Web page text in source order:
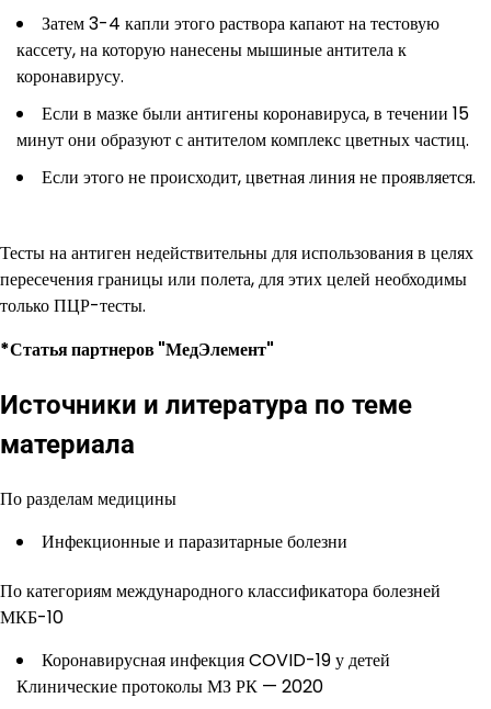
Затем 3-4 капли этого раствора капают на тестовую
кассету, на которую нанесены мышиные антитела к
коронавирусу.
Если в мазке были антигены коронавируса, в течении 15
минут они образуют с антителом комплекс цветных частиц.
Если этого не происходит, цветная линия не проявляется.
Тесты на антиген недействительны для использования в целях
пересечения границы или полета, для этих целей необходимы
только ПЦР-тесты.
*Статья партнеров "МедЭлемент"
Источники и литература по теме
материала
По разделам медицины
Инфекционные и паразитарные болезни
По категориям международного классификатора болезней
МКБ-10
Коронавирусная инфекция COVID-19 у детей
Клинические протоколы МЗ РК — 2020